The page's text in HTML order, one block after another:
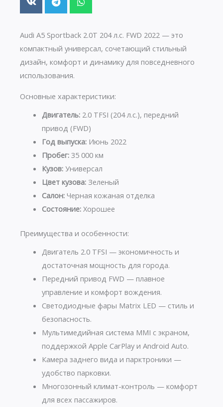
Audi A5 Sportback 2.0T 204 л.с. FWD 2022 — это
компактный универсал, сочетающий стильный
дизайн, комфорт и динамику для повседневного
использования.
Основные характеристики:
Двигатель:2.0 TFSI (204 л.с.), передний
привод (FWD)
Год выпуска:Июнь 2022
Пробег:35 000 км
Кузов:Универсал
Цвет кузова:Зеленый
Салон:Черная кожаная отделка
Состояние:Хорошее
Преимущества и особенности:
Двигатель 2.0 TFSI — экономичность и
достаточная мощность для города.
Передний привод FWD — плавное
управление и комфорт вождения.
Светодиодные фары Matrix LED — стиль и
безопасность.
Мультимедийная система MMI с экраном,
поддержкой Apple CarPlay и Android Auto.
Камера заднего вида и парктроники —
удобство парковки.
Многозонный климат-контроль — комфорт
для всех пассажиров.